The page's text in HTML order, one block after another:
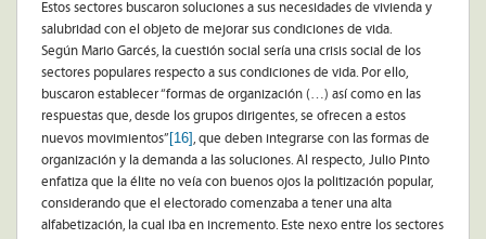
Estos sectores buscaron soluciones a sus necesidades de vivienda y
salubridad con el objeto de mejorar sus condiciones de vida.
Según Mario Garcés, la cuestión social sería una crisis social de los
sectores populares respecto a sus condiciones de vida. Por ello,
buscaron establecer “formas de organización (…) así como en las
respuestas que, desde los grupos dirigentes, se ofrecen a estos
nuevos movimientos” [16] , que deben integrarse con las formas de
organización y la demanda a las soluciones. Al respecto, Julio Pinto
enfatiza que la élite no veía con buenos ojos la politización popular,
considerando que el electorado comenzaba a tener una alta
alfabetización, la cual iba en incremento. Este nexo entre los sectores